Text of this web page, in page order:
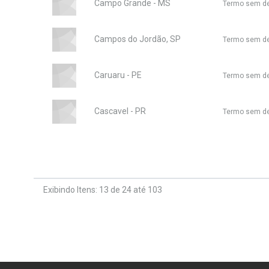
Campo Grande - MS Termo sem
Campos do Jordão, SP Termo sem
Caruaru - PE Termo sem
Cascavel - PR Termo sem
Exibindo Itens: 13 de 24 até 103